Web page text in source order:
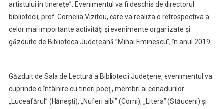
artistului în tinereţe”. Evenimentul va fi deschis de directorul
bibliotecii, prof. Cornelia Viziteu, care va realiza o retrospectiva a
celor mai importante activități și evenimente organizate și
găzduite de Biblioteca Județeană ”Mihai Eminescu”, în anul 2019.
Găzduit de Sala de Lectură a Bibliotecii Județene, evenimentul va
cuprinde o întâlnire cu tineri poeţi, membri ai cenaclurilor
„Luceafărul” (Hăneşti), „Nuferi albi” (Corni), „Litera” (Stăuceni) și